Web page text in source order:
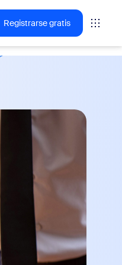
Registrarse gratis
interesados